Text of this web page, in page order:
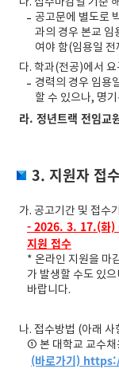
나. 접수마감일 기준
공고문에 별도로
과의 경우 본교
여야 함(임용일
다. 학과(전공)에서
경력의 경우 임용
할 수 있으나, 명
라. 정년트랙 전임교
3. 지원자 접
가. 공고기간 및 접수
- 2026. 3. 17.(화)
지원 접수
* 온라인 지원을 마
가 발생할 수도 있
바랍니다.
나. 접수방법 (아래
① 본 대학교 교수채
(바로가기)